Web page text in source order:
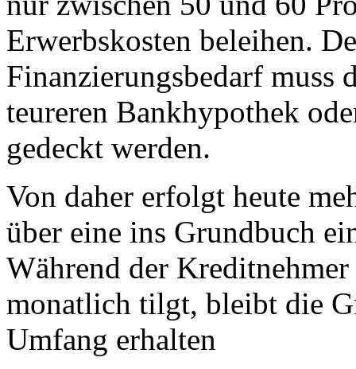
Erwerbskosten beleihen.
Finanzierungsbedarf muss
teureren Bankhypothek
gedeckt werden.
Von daher erfolgt heute
über eine ins Grundbuch
Während der
monatlich tilgt, bleibt die
Umfang erhalten